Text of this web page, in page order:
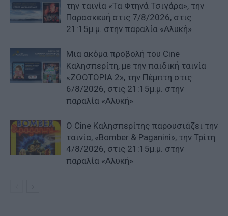
την ταινία «Τα Φτηνά Τσιγάρα», την
Παρασκευή στις 7/8/2026, στις
21:15μ.μ. στην παραλία «Αλυκή»
Μια ακόμα προβολή του Cine
Καλησπερίτη, με την παιδική ταινία
«ZOOTOPIA 2», την Πέμπτη στις
6/8/2026, στις 21:15μ.μ. στην
παραλία «Αλυκή»
Ο Cine Καλησπερίτης παρουσιάζει την
ταινία, «Bomber & Paganini», την Τρίτη
4/8/2026, στις 21:15μ.μ. στην
παραλία «Αλυκή»